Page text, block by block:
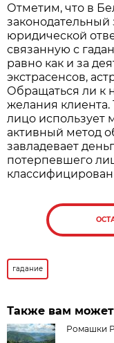
Отметим, что в
законодательный
юридической
связанную с
равно как и за
экстрасенсов,
Обращаться ли к
желания
лицо использует
активный метод
завладевает
потерпевшего
гадание
Также вам
Ромашки